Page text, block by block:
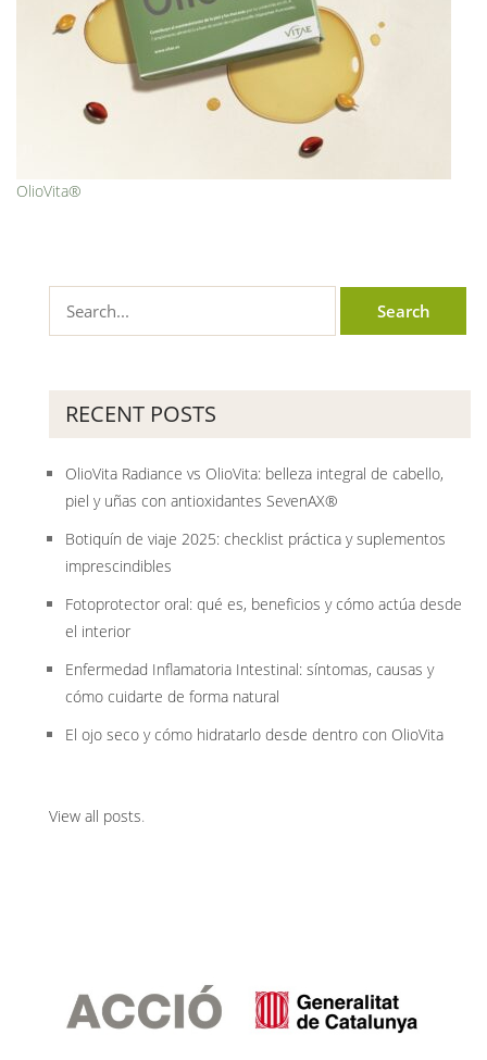
OlioVita®
RECENT POSTS
OlioVita Radiance vs OlioVita: belleza integral de cabello,
piel y uñas con antioxidantes SevenAX®
Botiquín de viaje 2025: checklist práctica y suplementos
imprescindibles
Fotoprotector oral: qué es, beneficios y cómo actúa desde
el interior
Enfermedad Inflamatoria Intestinal: síntomas, causas y
cómo cuidarte de forma natural
El ojo seco y cómo hidratarlo desde dentro con OlioVita
View all posts.